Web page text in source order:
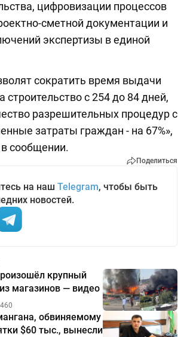
цифровизации процессов
сметной документации и
экспертизы в единой
сократить время выдачи
строительство с 254 до 84 дней,
разрешительных процедур с
затраты граждан - на 67%»,
сообщении.
Поделиться
на наш Telegram, чтобы быть
новостей.
крупный
магазинов — видео
обвиняемому
$60 тыс., вынесли